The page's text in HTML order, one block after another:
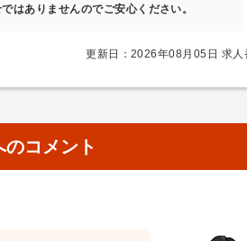
はありませんのでご安心ください。
更新日：2026年08月05日 求
のコメント